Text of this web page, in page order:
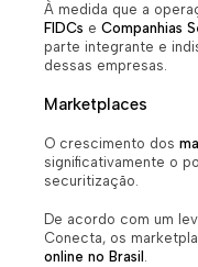
À medida que a
FIDCs e Companhias
parte integrante e
dessas empresas.
Marketplaces
O crescimento dos
significativamente o
securitização.
De acordo com um
Conecta, os
online no Brasil .